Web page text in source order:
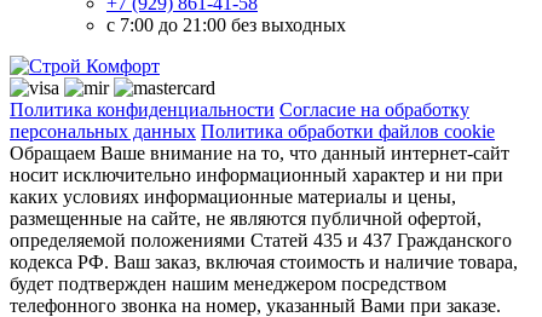
с 7:00 до 21:00 без выходных
Политика конфиденциальности Согласие на обработку
персональных данных Политика обработки файлов cookie
Обращаем Ваше внимание на то, что данный интернет-сайт
носит исключительно информационный характер и ни при
каких условиях информационные материалы и цены,
размещенные на сайте, не являются публичной офертой,
определяемой положениями Статей 435 и 437 Гражданского
кодекса РФ. Ваш заказ, включая стоимость и наличие товара,
будет подтвержден нашим менеджером посредством
телефонного звонка на номер, указанный Вами при заказе.